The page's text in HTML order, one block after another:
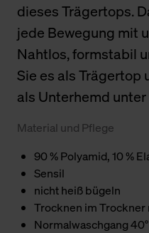
dieses Trägertops.
jede Bewegung mit
Nahtlos, formstabil
Sie es als Trägertop
als Unterhemd
Material und Pflege
90 % Polyamid, 10 %
Sensil
nicht heiß bügeln
Trocknen im Trockner
Normalwaschgang 40°